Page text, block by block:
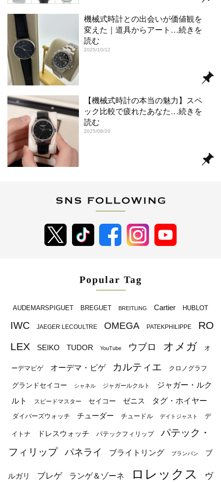
機械式時計との出会いが価値観を
変えた｜道具からアート …続きを
読む
2025/10/12
【機械式時計の本当の魅力】スペ
ック比較で疲れたあなた …続きを
読む
2025/08/20
Popular Tag
AUDEMARSPIGUET BREGUET BREITLING Cartier HUBLOT
IWC JAEGER LECOULTRE OMEGA PATEKPHILIPPE
RO
LEX
SEIKO TUDOR YouTube ウブロ オメガ オ
ーデマピゲ オーデマ・ピゲ カルティエ クロノグラフ
グランドセイコー シャネル ジャガールクルト
ジャガー・ルク
ルト
スピードマスター セイコー ゼニス タグ・ホイヤー
ダイバーズウォッチ チューダー チュードル デイトジャスト デ
イトナ ドレスウォッチ パテックフィリップ
パテック・
フィリップ
パネライ ブライトリング ブランパン ブ
ルガリ ブレゲ ランゲ＆ゾーネ ロレックス ヴ